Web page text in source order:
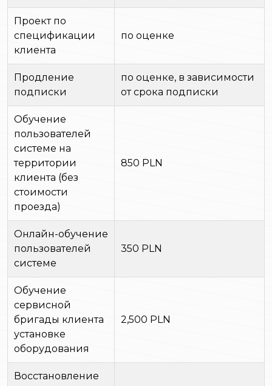
Проект по
спецификации
клиента
по оценке
Продление
подписки
по оценке, в зависимости
от срока подписки
Обучение
пользователей
системе на
территории
клиента (без
стоимости
проезда)
850 PLN
Онлайн-обучение
пользователей
системе
350 PLN
Обучение
сервисной
бригады клиента
установке
оборудования
2,500 PLN
Восстановление